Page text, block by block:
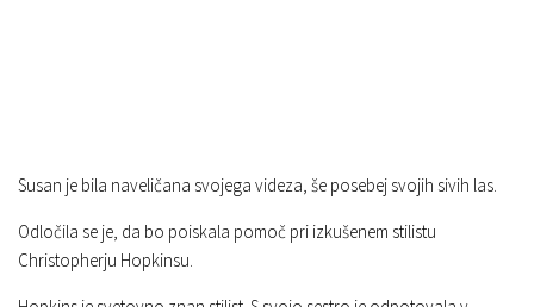
Susan je bila naveličana svojega videza, še posebej svojih sivih las.
Odločila se je, da bo poiskala pomoč pri izkušenem stilistu
Christopherju Hopkinsu.